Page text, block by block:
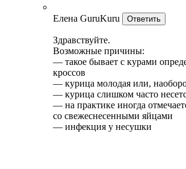
Елена GuruKuru Ответить
Здравствуйте.
Возможные причины:
— такое бывает с курами
кроссов
— курица молодая или,
— курица слишком часто
— на практике иногда
со свежеснесенными яйцами
— инфекция у несушки